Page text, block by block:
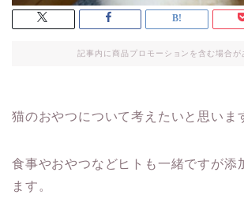
記事内に商品プロモーションを含む場合が
猫のおやつについて考えたいと思いま
食事やおやつなどヒトも一緒ですが添
ます。